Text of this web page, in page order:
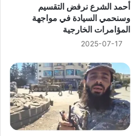
أحمد الشرع نرفض التقسيم
وسنحمي السيادة في مواجهة
المؤامرات الخارجية
2025-07-17